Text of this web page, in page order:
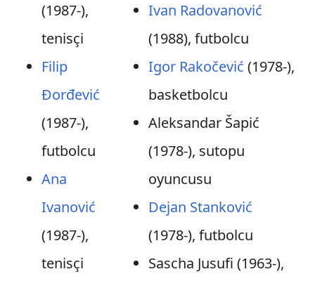
(1987-),
tenisçi
Filip
Đorđević
(1987-),
futbolcu
Ana
Ivanović
(1987-),
tenisçi
Ivan Radovanović
(1988), futbolcu
Igor Rakočević (1978-),
basketbolcu
Aleksandar Šapić
(1978-), sutopu
oyuncusu
Dejan Stanković
(1978-), futbolcu
Sascha Jusufi (1963-),